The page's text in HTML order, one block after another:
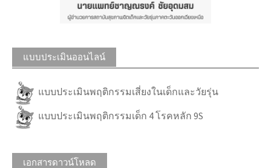
แบบประเมินออนไลน์
แบบประเมินพฤติกรรมเสี่ยงในเด็กและวัยรุ่น
แบบประเมินพฤติกรรมเด็ก 4 โรคหลัก 9S
เอกสารดาวน์โหลด